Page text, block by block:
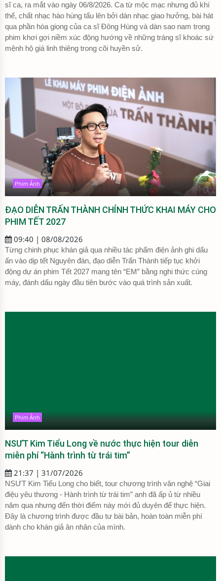
sĩ ca, ra mắt vào ngày 06/8/2026. Ca từ mộc mạc nhưng đủ khí
thế, chất nhạc hào hùng tấu lên bởi dàn nhạc giao hưởng, bài hát
qua phần hòa giọng của ca sĩ Đông Hùng và dàn sao nam trong
phim khơi gợi niềm xúc động hướng về những tráng sĩ khoác sứ
mệnh hộ giá linh thiêng trong cõi huyền sử.
Phim Ảnh
ĐẠO DIỄN TRẤN THÀNH CHÍNH THỨC KHAI MÁY CHO
PHIM TẾT 2027
09:40 | 08/08/2026
Từng chinh phục khán giả qua nhiều tác phẩm điện ảnh ghi dấu
ấn vào dịp tết Nguyên đán, đạo diễn Trấn Thành tiếp tục khởi
động dự án phim Tết 2027 mang tên “EM” bằng nghi thức cúng
máy, đánh dấu ngày đầu tiên bước vào quá trình sản xuất.
Phim Ảnh
NSƯT Kim Tiểu Long về nước thực hiện tour diễn
miễn phí “Hành trình từ trái tim”
21:37 | 31/07/2026
NSƯT Kim Tiểu Long cho biết, tour chương trình văn nghệ “Giai
điệu yêu thương - Hành trình từ trái tim” anh đã ấp ủ từ nhiều
năm qua nhưng đến thời điểm này mới đủ duyên để thực hiện.
Đây là chương trình được đầu tư bài bản, hoàn toàn miễn phí
dành cho khán giả ân nhân của mình.